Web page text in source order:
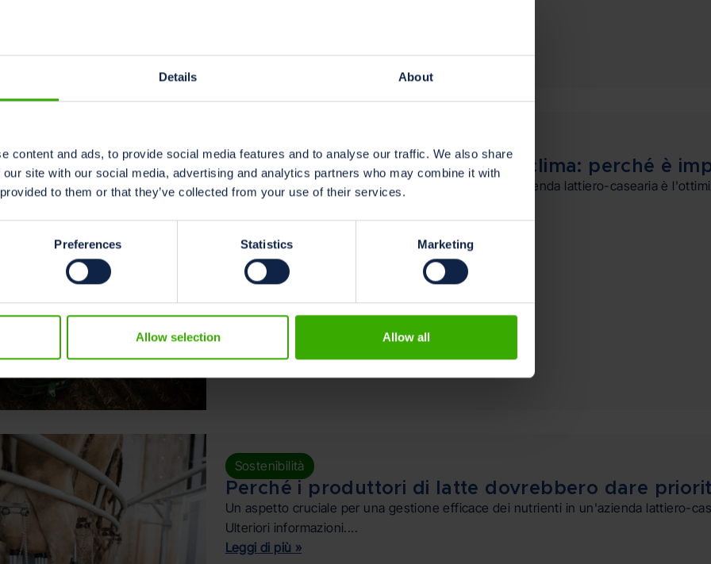
Details About
content and ads, to provide social media features and to analyse our traffic. We also share
site with our social media, advertising and analytics partners who may combine it with
to them or that they’ve collected from your use of their services.
Preferences Statistics Marketing
Allow selection Allow all
CO2 equivalente e azione per il clima: perché è
Un aspetto cruciale di una gestione efficace in un'azienda lattiero-casearia è
Leggi di più »
Sostenibilità
Perché i produttori di latte dovrebbero dare
Un aspetto cruciale per una gestione efficace dei nutrienti in un'azienda lattiero-
Ulteriori informazioni....
Leggi di più »